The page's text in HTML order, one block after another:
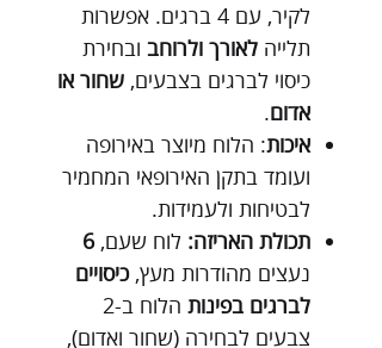
לקיר, עם 4 ברגים. אפשרות
תלייה לאורך ולרוחב ובחירת
כיסוי לברגים בצבעים, שחור או
אדום.
איכות: הלוח מיוצר באירופה
ועומד בתקן האירופאי המחמיר
לבטיחות ולעמידות.
תכולת האריזה: לוח שעם,6
נעצים מהודרות מעץ,כיסויים
לברגים בפינות
הלוח ב-2
צבעים לבחירה (שחור ואדום),